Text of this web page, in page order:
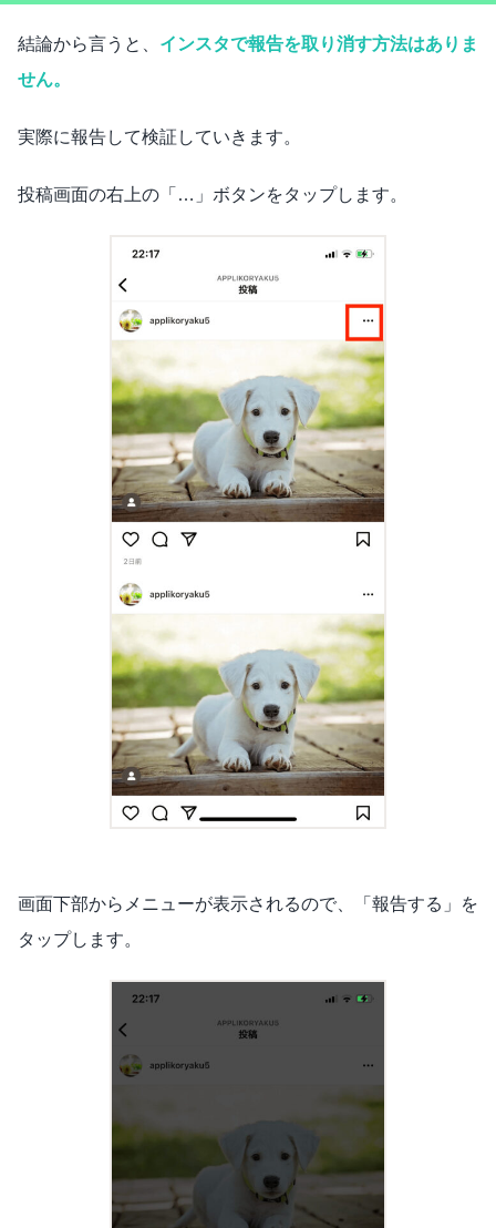
結論から言うと、 インスタで報告を取り消す方法はありま
せん。
実際に報告して検証していきます。
投稿画面の右上の「…」ボタンをタップします。
画面下部からメニューが表示されるので、「報告する」を
タップします。